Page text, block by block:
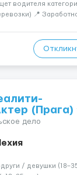
водителя
📍
400–500 км
(Прага)
дело
/ девушки